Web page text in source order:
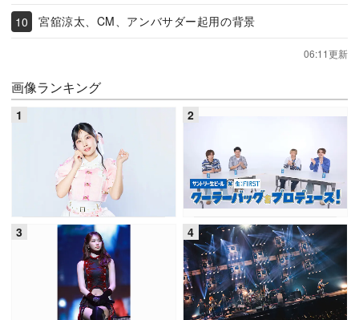
宮舘涼太、CM、アンバサダー起用の背景
06:11更新
画像ランキング